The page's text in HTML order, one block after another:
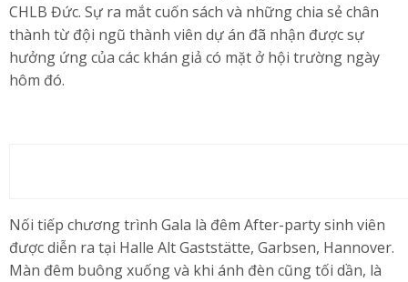
CHLB Đức. Sự ra mắt cuốn sách và những chia sẻ chân
thành từ đội ngũ thành viên dự án đã nhận được sự
hưởng ứng của các khán giả có mặt ở hội trường ngày
hôm đó.
Nối tiếp chương trình Gala là đêm After-party sinh viên
được diễn ra tại Halle Alt Gaststätte, Garbsen, Hannover.
Màn đêm buông xuống và khi ánh đèn cũng tối dần, là